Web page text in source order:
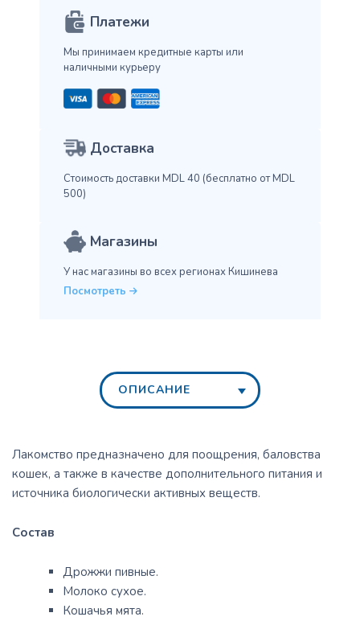
Платежи
Мы принимаем кредитные карты или
наличными курьеру
Доставка
Стоимость доставки MDL 40 (бесплатно от MDL
500)
Магазины
У нас магазины во всех регионах Кишинева
Посмотреть
ОПИСАНИЕ
Лакомство предназначено для поощрения, баловства
кошек, а также в качестве дополнительного питания и
источника биологически активных веществ.
Состав
Дрожжи пивные.
Молоко сухое.
Кошачья мята.